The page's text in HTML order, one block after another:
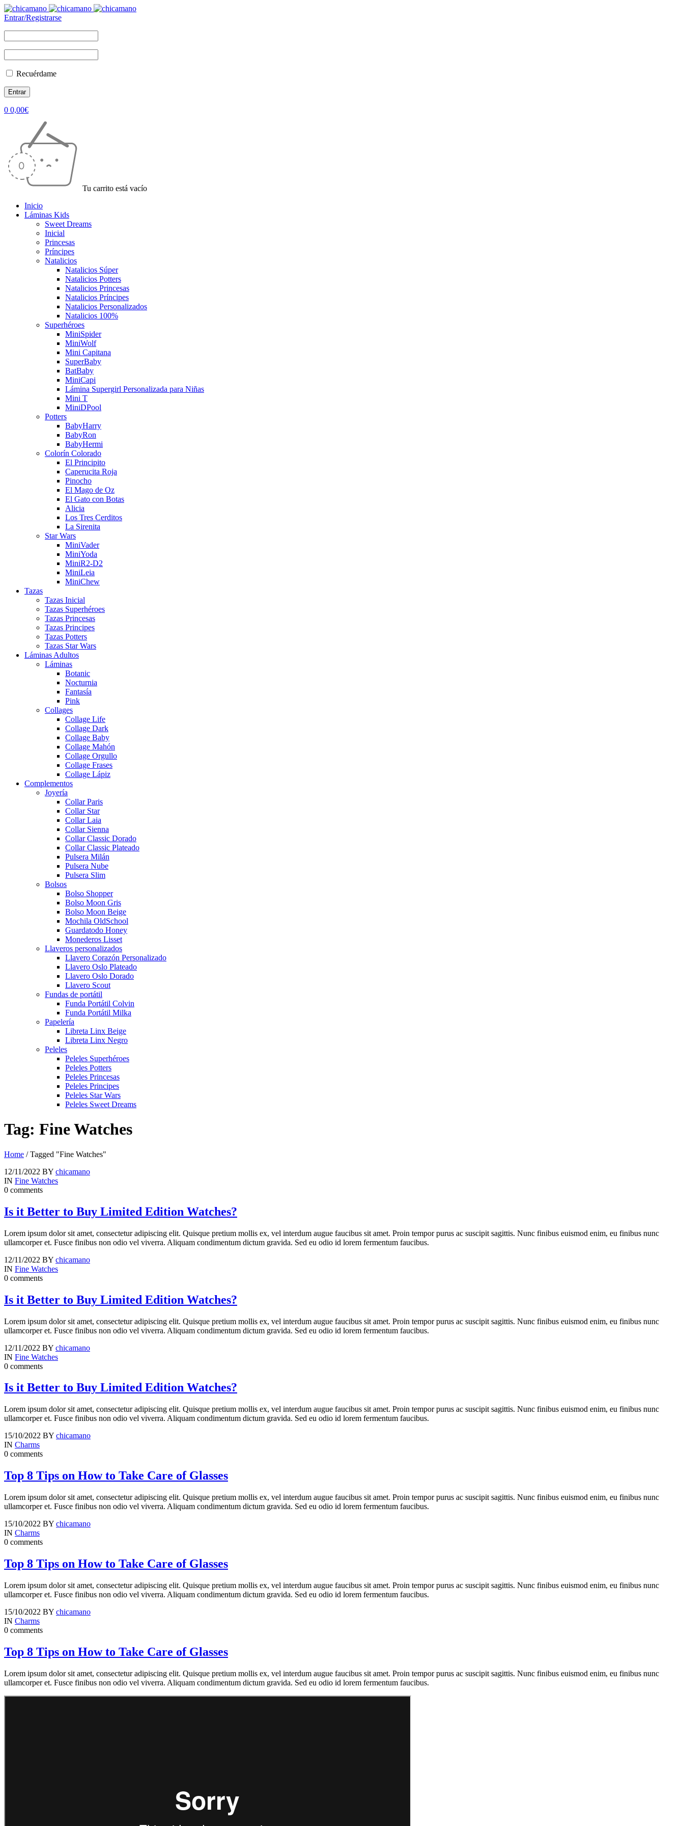
Entrar/Registrarse
Recuérdame
0 0,00€
Tu carrito está vacío
Inicio
Láminas Kids
Sweet Dreams
Inicial
Princesas
Príncipes
Natalicios
Natalicios Súper
Natalicios Potters
Natalicios Princesas
Natalicios Príncipes
Natalicios Personalizados
Natalicios 100%
Superhéroes
MiniSpider
MiniWolf
Mini Capitana
SuperBaby
BatBaby
MiniCapi
Lámina Supergirl Personalizada para Niñas
Mini T
MiniDPool
Potters
BabyHarry
BabyRon
BabyHermi
Colorín Colorado
El Principito
Caperucita Roja
Pinocho
El Mago de Oz
El Gato con Botas
Alicia
Los Tres Cerditos
La Sirenita
Star Wars
MiniVader
MiniYoda
MiniR2-D2
MiniLeia
MiniChew
Tazas
Tazas Inicial
Tazas Superhéroes
Tazas Princesas
Tazas Principes
Tazas Potters
Tazas Star Wars
Láminas Adultos
Láminas
Botanic
Nocturnia
Fantasía
Pink
Collages
Collage Life
Collage Dark
Collage Baby
Collage Mahón
Collage Orgullo
Collage Frases
Collage Lápiz
Complementos
Joyería
Collar Paris
Collar Star
Collar Laia
Collar Sienna
Collar Classic Dorado
Collar Classic Plateado
Pulsera Milán
Pulsera Nube
Pulsera Slim
Bolsos
Bolso Shopper
Bolso Moon Gris
Bolso Moon Beige
Mochila OldSchool
Guardatodo Honey
Monederos Lisset
Llaveros personalizados
Llavero Corazón Personalizado
Llavero Oslo Plateado
Llavero Oslo Dorado
Llavero Scout
Fundas de portátil
Funda Portátil Colvin
Funda Portátil Milka
Papelería
Libreta Linx Beige
Libreta Linx Negro
Peleles
Peleles Superhéroes
Peleles Potters
Peleles Princesas
Peleles Principes
Peleles Star Wars
Peleles Sweet Dreams
Tag: Fine Watches
Home / Tagged "Fine Watches"
12/11/2022 BY chicamano
IN Fine Watches
0 comments
Is it Better to Buy Limited Edition Watches?
Lorem ipsum dolor sit amet, consectetur adipiscing elit. Quisque pretium mollis ex, vel interdum augue faucibus sit amet. Proin tempor purus ac suscipit sagittis. Nunc finibus euismod enim, eu finibus nunc
ullamcorper et. Fusce finibus non odio vel viverra. Aliquam condimentum dictum gravida. Sed eu odio id lorem fermentum faucibus.
12/11/2022 BY chicamano
IN Fine Watches
0 comments
Is it Better to Buy Limited Edition Watches?
Lorem ipsum dolor sit amet, consectetur adipiscing elit. Quisque pretium mollis ex, vel interdum augue faucibus sit amet. Proin tempor purus ac suscipit sagittis. Nunc finibus euismod enim, eu finibus nunc
ullamcorper et. Fusce finibus non odio vel viverra. Aliquam condimentum dictum gravida. Sed eu odio id lorem fermentum faucibus.
12/11/2022 BY chicamano
IN Fine Watches
0 comments
Is it Better to Buy Limited Edition Watches?
Lorem ipsum dolor sit amet, consectetur adipiscing elit. Quisque pretium mollis ex, vel interdum augue faucibus sit amet. Proin tempor purus ac suscipit sagittis. Nunc finibus euismod enim, eu finibus nunc
ullamcorper et. Fusce finibus non odio vel viverra. Aliquam condimentum dictum gravida. Sed eu odio id lorem fermentum faucibus.
15/10/2022 BY chicamano
IN Charms
0 comments
Top 8 Tips on How to Take Care of Glasses
Lorem ipsum dolor sit amet, consectetur adipiscing elit. Quisque pretium mollis ex, vel interdum augue faucibus sit amet. Proin tempor purus ac suscipit sagittis. Nunc finibus euismod enim, eu finibus nunc
ullamcorper et. Fusce finibus non odio vel viverra. Aliquam condimentum dictum gravida. Sed eu odio id lorem fermentum faucibus.
15/10/2022 BY chicamano
IN Charms
0 comments
Top 8 Tips on How to Take Care of Glasses
Lorem ipsum dolor sit amet, consectetur adipiscing elit. Quisque pretium mollis ex, vel interdum augue faucibus sit amet. Proin tempor purus ac suscipit sagittis. Nunc finibus euismod enim, eu finibus nunc
ullamcorper et. Fusce finibus non odio vel viverra. Aliquam condimentum dictum gravida. Sed eu odio id lorem fermentum faucibus.
15/10/2022 BY chicamano
IN Charms
0 comments
Top 8 Tips on How to Take Care of Glasses
Lorem ipsum dolor sit amet, consectetur adipiscing elit. Quisque pretium mollis ex, vel interdum augue faucibus sit amet. Proin tempor purus ac suscipit sagittis. Nunc finibus euismod enim, eu finibus nunc
ullamcorper et. Fusce finibus non odio vel viverra. Aliquam condimentum dictum gravida. Sed eu odio id lorem fermentum faucibus.